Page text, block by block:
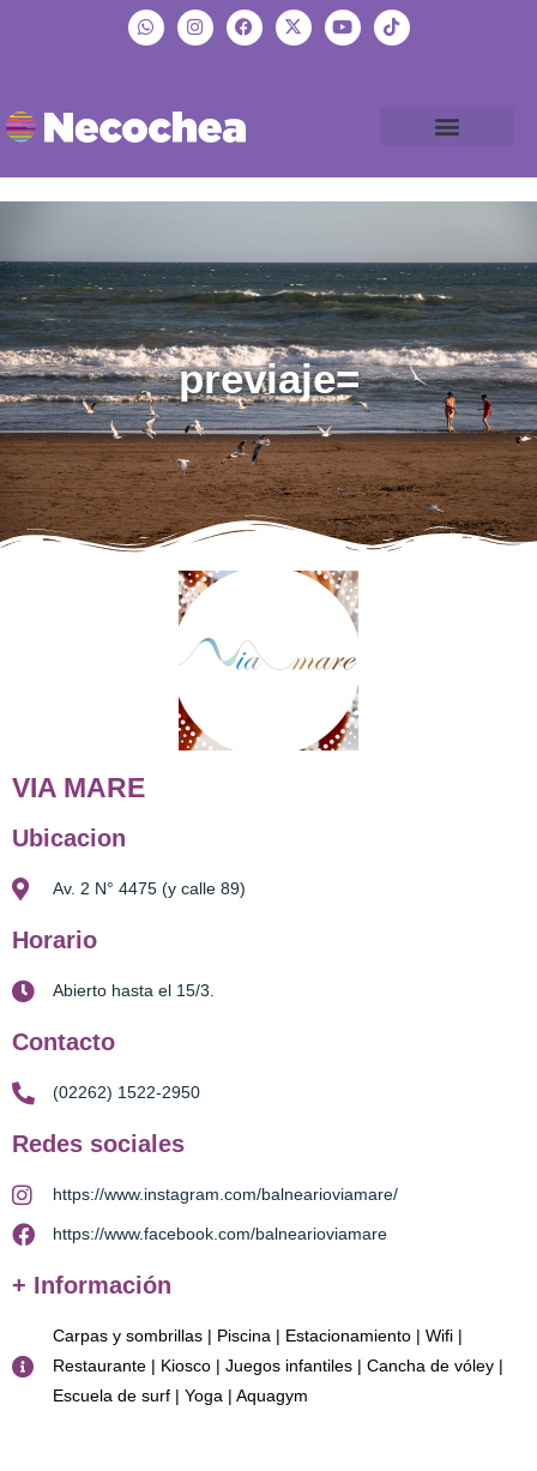
previaje=
VIA MARE
Ubicacion
Av. 2 N° 4475 (y calle 89)
Horario
Abierto hasta el 15/3.
Contacto
(02262) 1522-2950
Redes sociales
https://www.instagram.com/balnearioviamare/
https://www.facebook.com/balnearioviamare
+ Información
Carpas y sombrillas | Piscina | Estacionamiento | Wifi |
Restaurante | Kiosco | Juegos infantiles | Cancha de vóley |
Escuela de surf | Yoga | Aquagym